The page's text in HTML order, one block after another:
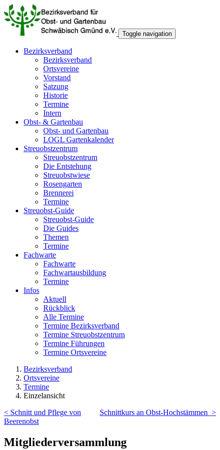
Toggle navigation
Bezirksverband
Bezirksverband
Ortsvereine
Vorstand
Satzung
Historie
Termine
Intern
Obst- & Gartenbau
Obst- und Gartenbau
LOGL Gartenkalender
Streuobstzentrum
Streuobstzentrum
Die Entstehung
Streuobstwiese
Rosengarten
Brennerei
Termine
Streuobst-Guide
Streuobst-Guide
Die Guides
Themen
Termine
Fachwarte
Fachwarte
Fachwartausbildung
Termine
Infos
Aktuell
Rückblick
Alle Termine
Termine Bezirksverband
Termine Streuobstzentrum
Termine Führungen
Termine Ortsvereine
Bezirksverband
Ortsvereine
Termine
Einzelansicht
Schnittkurs an Obst-Hochstämmen >
< Schnitt und Pflege von
Beerenobst
Mitgliederversammlung